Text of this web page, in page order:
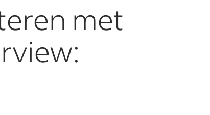
met